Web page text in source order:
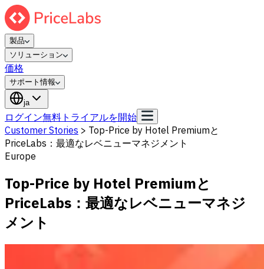
製品
ソリューション
価格
サポート情報
ja
ログイン無料トライアルを開始
Customer Stories > Top-Price by Hotel Premiumと
PriceLabs：最適なレベニューマネジメント
Europe
Top-Price by Hotel Premiumと
PriceLabs：最適なレベニューマネジ
メント